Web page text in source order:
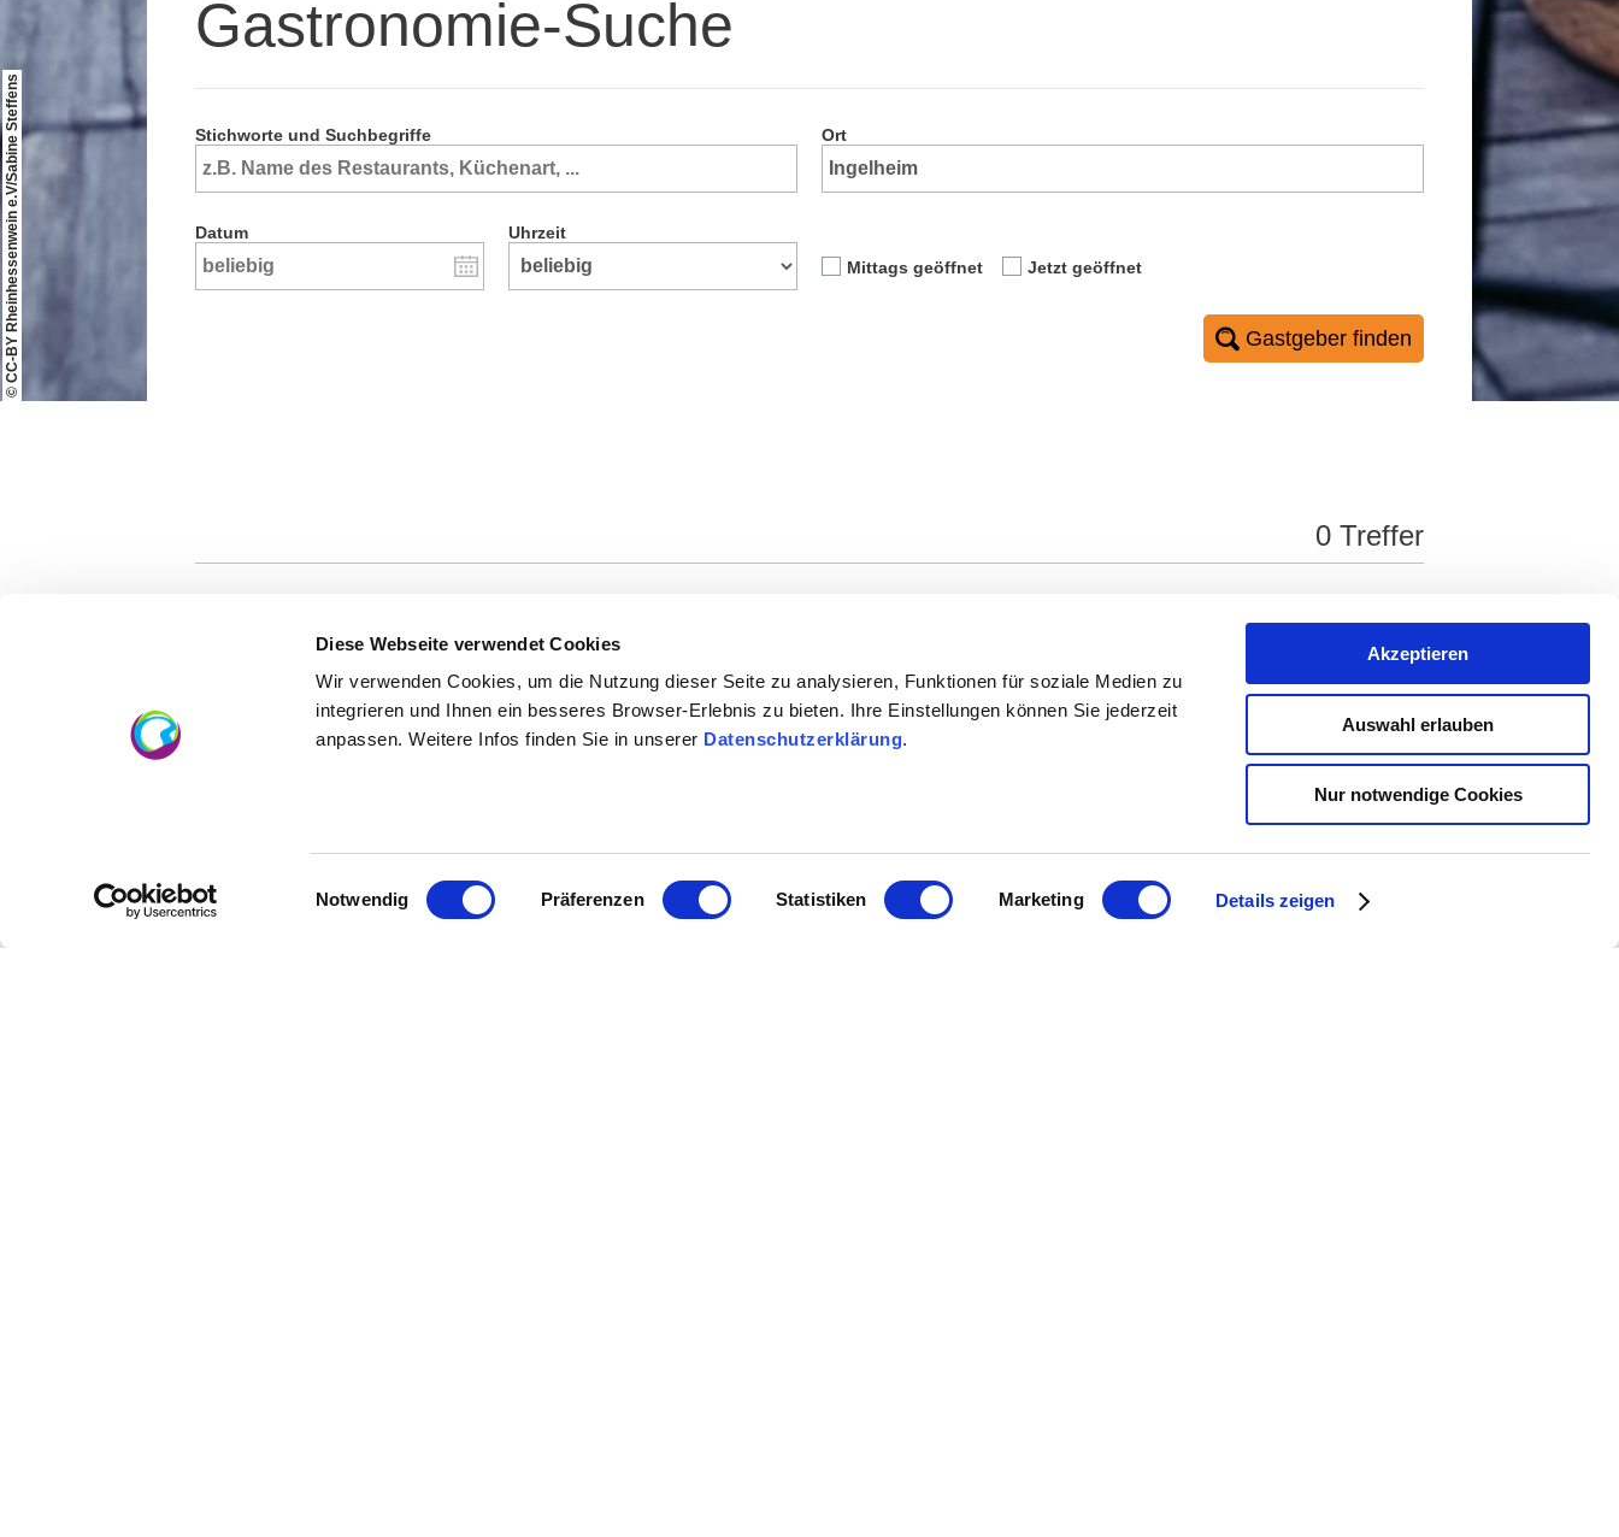
Diese Webseite verwendet Cookies
Wir verwenden Cookies, um die Nutzung dieser Seite zu analysieren, Funktionen für soziale Medien zu
integrieren und Ihnen ein besseres Browser-Erlebnis zu bieten. Ihre Einstellungen können Sie jederzeit
anpassen. Weitere Infos finden Sie in unserer Datenschutzerklärung.
Einwilligungsauswahl
Notwendig Präferenzen Statistiken Marketing Details zeigen
Akzeptieren
Auswahl erlauben
Nur notwendige Cookies
© CC-BY Rheinhessenwein e.V/Sabine Steffens
Gastronomie-Suche
Stichworte und Suchbegriffe Ort
Datum
Uhrzeit
Mittags geöffnet
Jetzt geöffnet
Gastgeber finden
0 Treffer
Artikel alphabetisch filtern:
D E F G H I J K L M N O P Q R S T U V W *
Es konnten leider keine Ergebnisse passend zu Ihrer Suchanfrage gefunden werden.